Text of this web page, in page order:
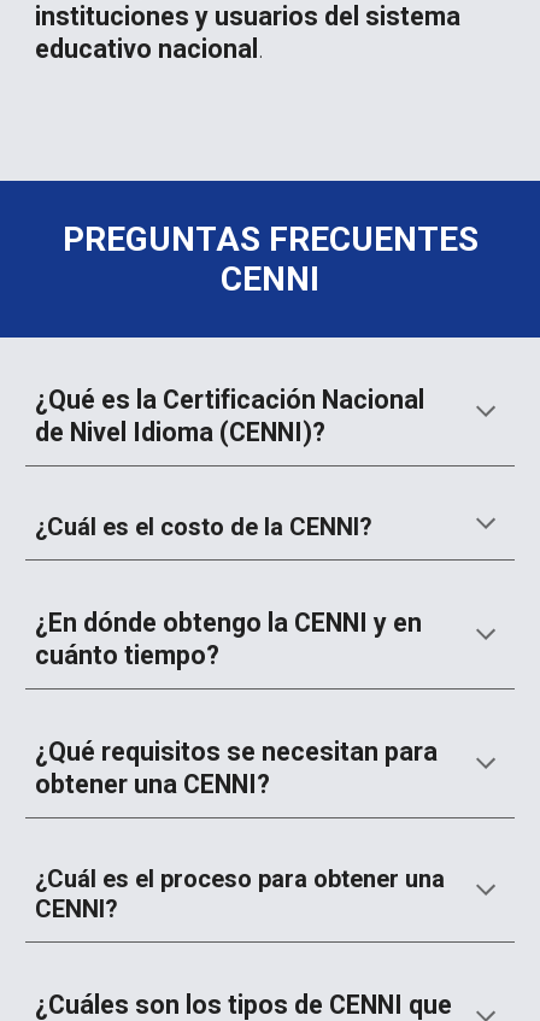
instituciones y usuarios del sistema
educativo nacional .
PREGUNTAS FRECUENTES
CENNI
¿Qué es la Certificación Nacional
de Nivel Idioma (CENNI)?
¿Cuál es el costo de la CENNI?
¿En dónde obtengo la CENNI y en
cuánto tiempo?
¿Qué requisitos se necesitan para
obtener una CENNI?
¿Cuál es el proceso para obtener una
CENNI?
¿Cuáles son los tipos de CENNI que